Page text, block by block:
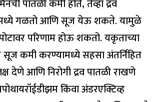
पातळी कमी होते, तेव्हा द्रव
गळतो आणि सूज येऊ शकते.यामुळे
परिणाम होऊ शकतो. यकृताच्या
सूज कमी करण्यामध्ये सहसा अंतर्निहित
देणे आणि निरोगी द्रव पातळी राखणे
किंवा अंडरएक्टिव्ह